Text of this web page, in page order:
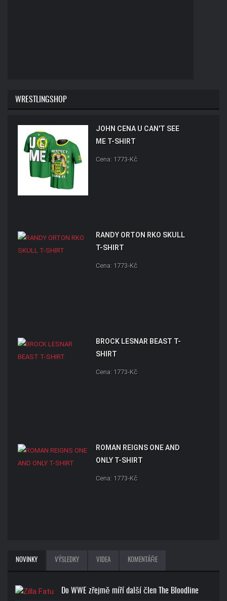
WRESTLINGSHOP
JOHN CENA U CAN'T SEE
ME T-SHIRT
Cena: 1773-Kč
RANDY ORTON RKO SKULL
T-SHIRT
Cena: 1773-Kč
BROCK LESNAR BEAST T-
SHIRT
Cena: 1773-Kč
ROMAN REIGNS ONE AND
ONLY T-SHIRT
Cena: 1773-Kč
NOVINKY VÝSLEDKY VIDEA KOMENTÁŘE
Do WWE zřejmě míří další člen The Bloodline